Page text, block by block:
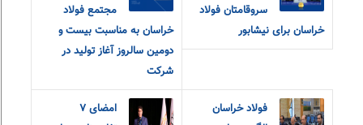
سروقامتان فولاد
خراسان برای نیشابور
مجتمع فولاد
خراسان به مناسبت بیست و
دومین سالروز آغاز تولید در
شرکت
فولاد خراسان
امضای ۷